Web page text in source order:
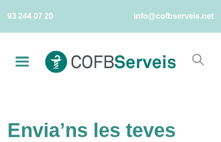
93 244 07 20 info@cofbserveis.net
Envia’ns les teves